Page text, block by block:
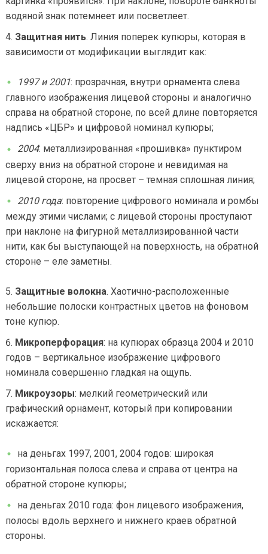
водяной знак потемнеет или посветлеет.
Защитная нить. Линия поперек купюры, которая в
зависимости от модификации выглядит как:
1997 и 2001: прозрачная, внутри орнамента слева
главного изображения лицевой стороны и аналогично
справа на обратной стороне, по всей длине повторяется
надпись «ЦБР» и цифровой номинал купюры;
2004: металлизированная «прошивка» пунктиром
сверху вниз на обратной стороне и невидимая на
лицевой стороне, на просвет – темная сплошная линия;
2010 года: повторение цифрового номинала и ромбы
между этими числами; с лицевой стороны проступают
при наклоне на фигурной металлизированной части
нити, как бы выступающей на поверхность, на обратной
стороне – еле заметны.
Защитные волокна. Хаотично-расположенные
небольшие полоски контрастных цветов на фоновом
тоне купюр.
Микроперфорация: на купюрах образца 2004 и 2010
годов – вертикальное изображение цифрового
номинала совершенно гладкая на ощупь.
Микроузоры: мелкий геометрический или
графический орнамент, который при копировании
искажается:
на деньгах 1997, 2001, 2004 годов: широкая
горизонтальная полоса слева и справа от центра на
обратной стороне купюры;
на деньгах 2010 года: фон лицевого изображения,
полосы вдоль верхнего и нижнего краев обратной
стороны.